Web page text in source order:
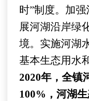
时”制度。 加强
展河湖沿岸绿
境。 实施河湖
基本生态用水
2020年， 全镇
100% ，河湖